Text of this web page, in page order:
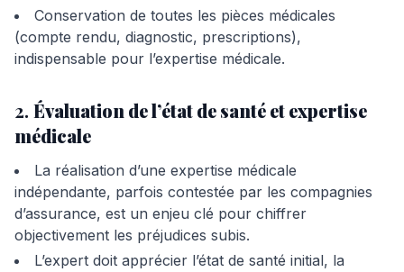
Conservation de toutes les pièces médicales
(compte rendu, diagnostic, prescriptions),
indispensable pour l’expertise médicale.
2. Évaluation de l’état de santé et expertise
médicale
La réalisation d’une expertise médicale
indépendante, parfois contestée par les compagnies
d’assurance, est un enjeu clé pour chiffrer
objectivement les préjudices subis.
L’expert doit apprécier l’état de santé initial, la